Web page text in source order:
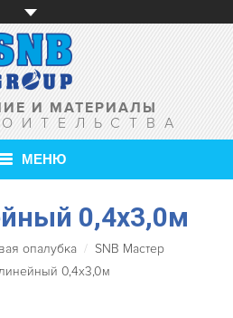
И МАТЕРИАЛЫ
МЕНЮ
0,4х3,0м
опалубка
SNB Мастер
0,4х3,0м